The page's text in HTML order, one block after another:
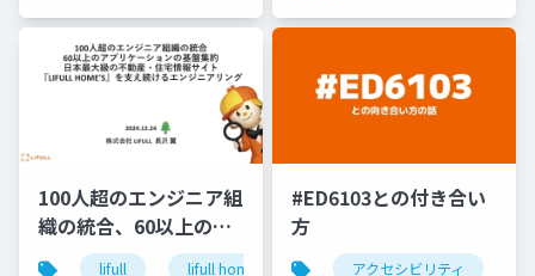
100人超のエンジニア組
織の統合、60以上のア
プリケーションの基盤
lifull lifull home's cto keel
#ED6103との付き合い
方
アクセシビリティ